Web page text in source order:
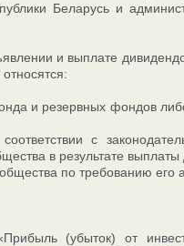
Беларусь и
и выплате
и резервных фондов
с
в результате
по требованию его
(убыток) от